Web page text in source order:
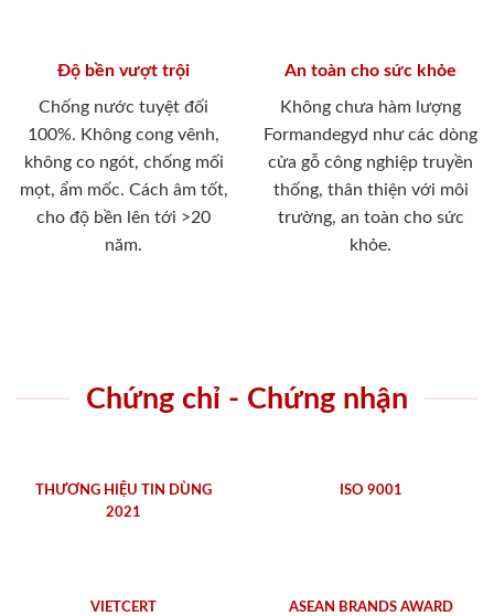
Độ bền vượt trội
Chống nước tuyệt đối
100%. Không cong vênh,
không co ngót, chống mối
mọt, ẩm mốc. Cách âm tốt,
cho độ bền lên tới >20
năm.
An toàn cho sức khỏe
Không chưa hàm lượng
Formandegyd như các dòng
cửa gỗ công nghiệp truyền
thống, thân thiện với môi
trường, an toàn cho sức
khỏe.
Chứng chỉ - Chứng nhận
THƯƠNG HIỆU TIN DÙNG
2021
ISO 9001
VIETCERT
ASEAN BRANDS AWARD